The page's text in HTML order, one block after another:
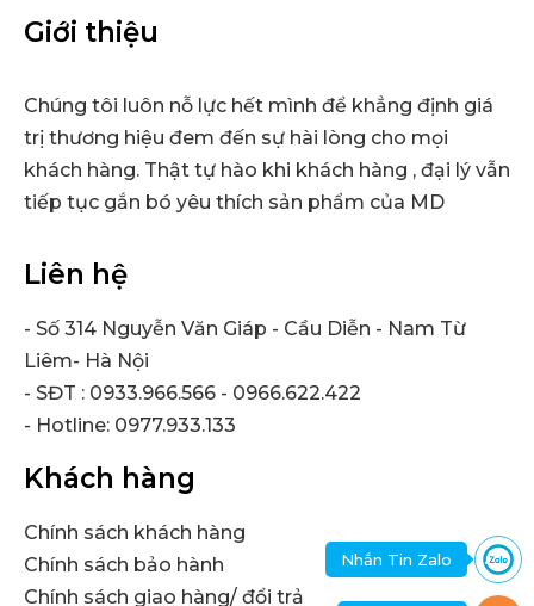
Giới thiệu
Chúng tôi luôn nỗ lực hết mình để khẳng định giá
trị thương hiệu đem đến sự hài lòng cho mọi
khách hàng. Thật tự hào khi khách hàng , đại lý vẫn
tiếp tục gắn bó yêu thích sản phẩm của MD
Liên hệ
- Số 314 Nguyễn Văn Giáp - Cầu Diễn - Nam Từ
Liêm- Hà Nội
- SĐT : 0933.966.566 - 0966.622.422
- Hotline: 0977.933.133
Khách hàng
Chính sách khách hàng
Chính sách bảo hành
Chính sách giao hàng/ đổi trả
Nhắn Tin Zalo